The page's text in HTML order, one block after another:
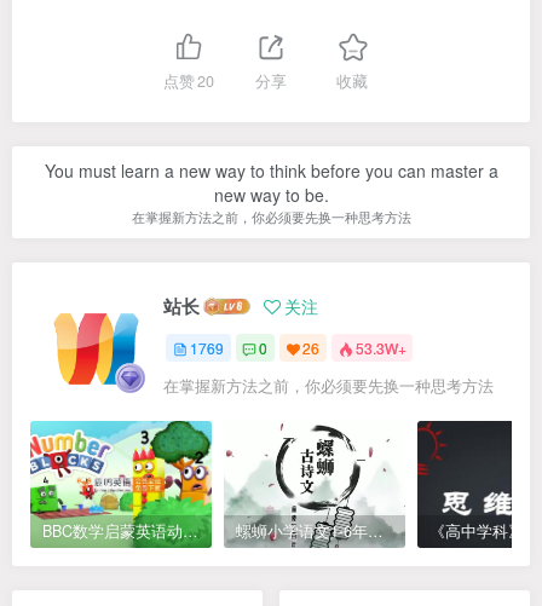
点赞20 分享 收藏
You must learn a new way to think before you can master a
new way to be.
在掌握新方法之前，你必须要先换一种思考方法
站长 关注
1769 0 26 53.3W+
在掌握新方法之前，你必须要先换一种思考方法
BBC数学启蒙英语动画Numberblocks数字积木，全七季共161集，1080P高清视频带英文字幕 螺蛳小学语文1-6年级《小学古诗文》课程视频